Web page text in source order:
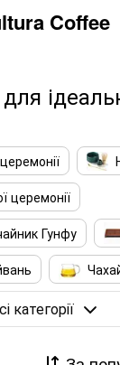
Coffee
церемонії
Гунфу
Сумки
категорії